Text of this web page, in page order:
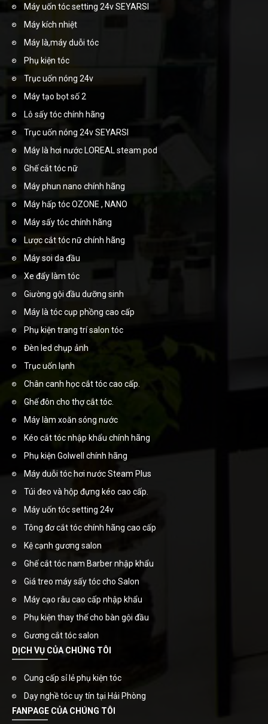
Máy uốn tóc setting 24v SEYARSI
Máy kích nhiệt
Máy là,máy duỗi tóc
Phụ kiện tóc
Trục uốn nóng 24v
Máy tạo bọt số 2
Lô sấy tóc chính hãng
Trục uốn nóng 24v SEYARSI
Máy là hơi nước LOREAL steam pod
Ghế cắt tóc nữ
Máy phun nano chính hãng
Máy hấp tóc OZONE , NANO
Máy sấy tóc chính hãng
Lược cắt tóc nữ chính hãng
Máy soi da đầu
Xe đẩy làm tóc
Giường gội đầu dưỡng sinh
Máy là tóc cụp phồng cao cấp
Phụ kiện trang trí salon tóc
Đèn led chụp ảnh
Trục uốn lạnh
Chân canh học cắt tóc cao cấp.
Ghế đôn cho thợ cắt tóc.
Máy làm xoăn sóng nước
Kéo cắt tóc nhập khẩu chính hãng
Phụ kiện Golwell chính hãng
Máy duỗi tóc hơi nước Steam Plus
Túi đeo và hộp đựng kéo cao cấp.
Máy uốn tóc setting 24v
Tông đơ cắt tóc chính hãng cao cấp
Kệ cạnh gương salon
Ghế cắt tóc nam Barber nhập khẩu
Giá treo máy sấy tóc cho Salon
Máy cạo râu cao cấp nhập khẩu
Phụ kiện thay thế cho bàn gội đầu
Gương cắt tóc salon
DỊCH VỤ CỦA CHÚNG TÔI
Cung cấp sỉ lẻ phụ kiện tóc
Dạy nghề tóc uy tín tại Hải Phòng
FANPAGE CỦA CHÚNG TÔI